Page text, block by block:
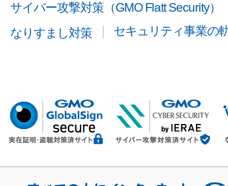
サイバー攻撃対策（GMO Flatt Security）
なりすまし対策
セキュリティ事業の